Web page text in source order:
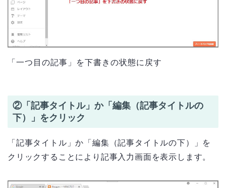
「一つ目の記事」を下書きの状態に戻す
②「記事タイトル」か「編集（記事タイトルの
下）」をクリック
「記事タイトル」か「編集（記事タイトルの下）」を
クリックすることにより記事入力画面を表示します。